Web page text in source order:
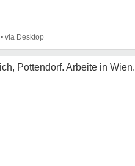
•
Pottendorf. Arbeite in Wien.